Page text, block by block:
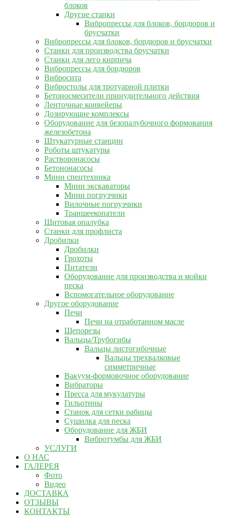
блоков
Другие станки
Вибропрессы для блоков, бордюров и
брусчатки
Вибропрессы для блоков, бордюров и брусчатки
Станки для производства брусчатки
Станки для лего кирпича
Вибропрессы для бордюров
Вибросита
Вибростолы для тротуарной плитки
Бетоносмесители принудительного действия
Ленточные конвейеры
Дозирующие комплексы
Оборудование для безопалубочного формования
железобетона
Штукатурные станции
Роботы штукатуры
Растворонасосы
Бетононасосы
Мини спецтехника
Мини экскаваторы
Мини погрузчики
Вилочные погрузчики
Траншеекопатели
Щитовая опалубка
Станки для профлиста
Дробилки
Дробилки
Грохоты
Питатели
Оборудование для производства и мойки
песка
Вспомогательное оборудование
Другое оборудование
Печи
Печи на отработанном масле
Щепорезы
Вальцы/Трубогибы
Вальцы листогибочные
Вальцы трехвалковые
симметричные
Вакуум-формовочное оборудование
Вибраторы
Пресса для мукулатуры
Гильотины
Станок для сетки рабицы
Сушилка для песка
Оборудование для ЖБИ
Вибротумбы для ЖБИ
УСЛУГИ
О НАС
ГАЛЕРЕЯ
Фото
Видео
ДОСТАВКА
ОТЗЫВЫ
КОНТАКТЫ